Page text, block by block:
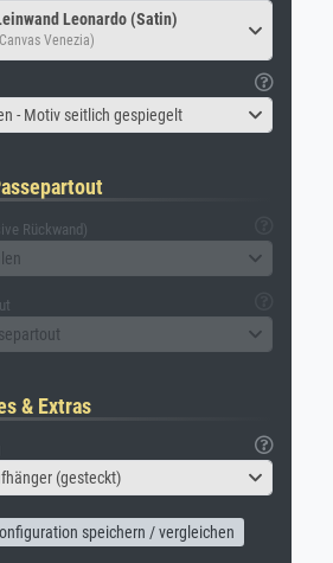
Leonardo (Satin)
Venezia)
- Motiv seitlich gespiegelt
Rückwand)
& Extras
(gesteckt)
speichern / vergleichen